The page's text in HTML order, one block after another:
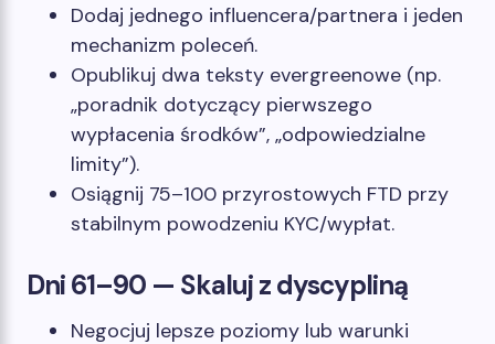
Dodaj jednego influencera/partnera i jeden
mechanizm poleceń.
Opublikuj dwa teksty evergreenowe (np.
„poradnik dotyczący pierwszego
wypłacenia środków”, „odpowiedzialne
limity”).
Osiągnij 75–100 przyrostowych FTD przy
stabilnym powodzeniu KYC/wypłat.
Dni 61–90 — Skaluj z dyscypliną
Negocjuj lepsze poziomy lub warunki